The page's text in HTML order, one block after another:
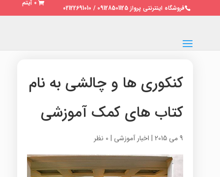
فروشگاه اینترنتی پرواز 09128501125 / 02122691010
0 آیتم
کنکوری ها و چالشی به نام
کتاب های کمک آموزشی
9 می 2015 | اخبار آموزشی | 0 نظر